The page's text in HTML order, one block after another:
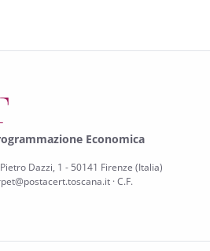
Economica
Dazzi, 1 - 50141 Firenze (Italia)
· C.F.